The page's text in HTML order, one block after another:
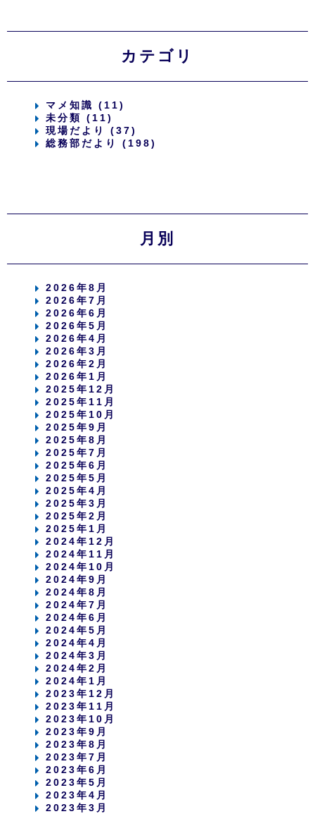
カテゴリ
マメ知識 (11)
未分類 (11)
現場だより (37)
総務部だより (198)
月別
2026年8月
2026年7月
2026年6月
2026年5月
2026年4月
2026年3月
2026年2月
2026年1月
2025年12月
2025年11月
2025年10月
2025年9月
2025年8月
2025年7月
2025年6月
2025年5月
2025年4月
2025年3月
2025年2月
2025年1月
2024年12月
2024年11月
2024年10月
2024年9月
2024年8月
2024年7月
2024年6月
2024年5月
2024年4月
2024年3月
2024年2月
2024年1月
2023年12月
2023年11月
2023年10月
2023年9月
2023年8月
2023年7月
2023年6月
2023年5月
2023年4月
2023年3月